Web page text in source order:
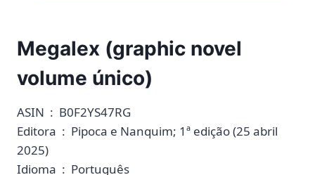
Megalex (graphic novel
volume único)
ASIN ‏ : ‎ B0F2YS47RG
Editora ‏ : ‎ Pipoca e Nanquim; 1ª edição (25 abril
2025)
Idioma ‏ : ‎ Português